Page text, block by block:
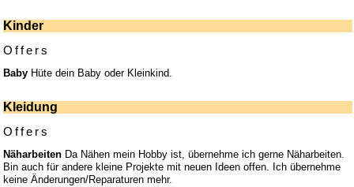
Kinder
Offers
Baby Hüte dein Baby oder Kleinkind.
Kleidung
Offers
Näharbeiten Da Nähen mein Hobby ist, übernehme ich gerne Näharbeiten.
Bin auch für andere kleine Projekte mit neuen Ideen offen. Ich übernehme
keine Änderungen/Reparaturen mehr.